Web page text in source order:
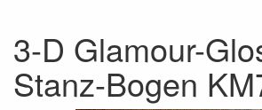
3-D Glamour-
Stanz-Bogen